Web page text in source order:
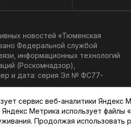
новостей «Тюменская
Федеральной службой
информационных технологий
(Роскомнадзор),
и дата: серия Эл № ФС77-
В. В.
ссылка обязательна.
сервис веб-аналитики
Метрика использует файлы
Продолжая использовать